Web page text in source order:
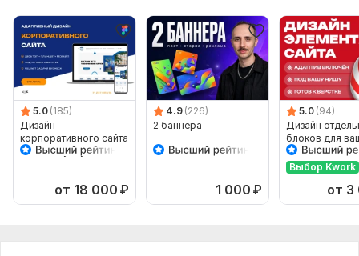
5.0 (185)
Дизайн
корпоративного сайта
для B2B, услуг и
от 18 000 ₽
4.9 (226)
2 баннера
1 000 ₽
5.0 (94)
Дизайн
блоков для
сайта точечно,
стиль, под
Выбор Kwork
от 3